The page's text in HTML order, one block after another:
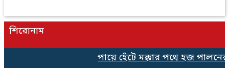
শিরোনাম
পায়ে হেঁটে মক্কার পথে হজ পালনের